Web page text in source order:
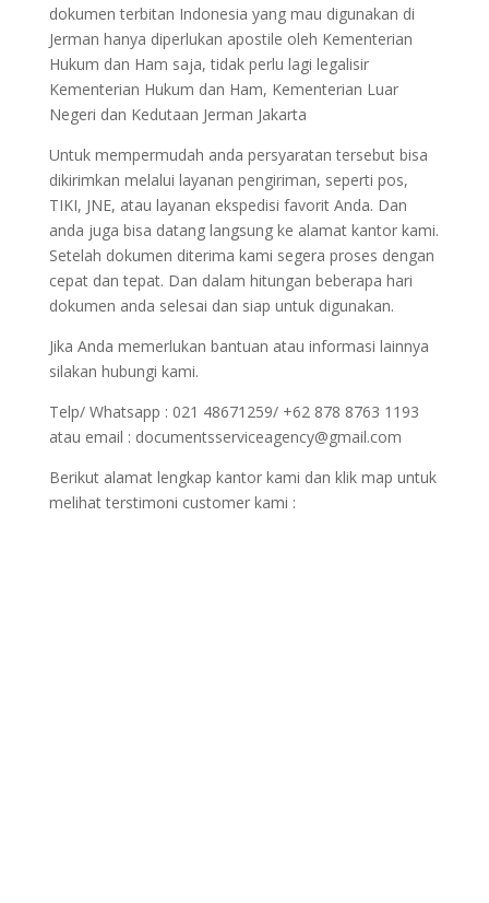
dokumen terbitan Indonesia yang mau digunakan di
Jerman hanya diperlukan apostile oleh Kementerian
Hukum dan Ham saja, tidak perlu lagi legalisir
Kementerian Hukum dan Ham, Kementerian Luar
Negeri dan Kedutaan Jerman Jakarta
Untuk mempermudah anda persyaratan tersebut bisa
dikirimkan melalui layanan pengiriman, seperti pos,
TIKI, JNE, atau layanan ekspedisi favorit Anda. Dan
anda juga bisa datang langsung ke alamat kantor kami.
Setelah dokumen diterima kami segera proses dengan
cepat dan tepat. Dan dalam hitungan beberapa hari
dokumen anda selesai dan siap untuk digunakan.
Jika Anda memerlukan bantuan atau informasi lainnya
silakan hubungi kami.
Telp/ Whatsapp : 021 48671259/ +62 878 8763 1193
atau email : documentsserviceagency@gmail.com
Berikut alamat lengkap kantor kami dan klik map untuk
melihat terstimoni customer kami :